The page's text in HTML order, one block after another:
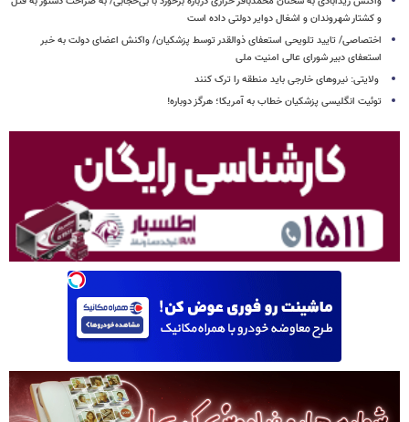
و کشتار شهروندان و اشغال دوایر دولتی داده است
اختصاصی/ تایید تلویحی استعفای ذوالقدر توسط پزشکیان/ واکنش اعضای دولت به خبر
استعفای دبیر شورای عالی امنیت ملی
ولایتی: نیروهای خارجی باید منطقه را ترک کنند
توئیت انگلیسی پزشکیان خطاب به آمریکا؛ هرگز دوباره!